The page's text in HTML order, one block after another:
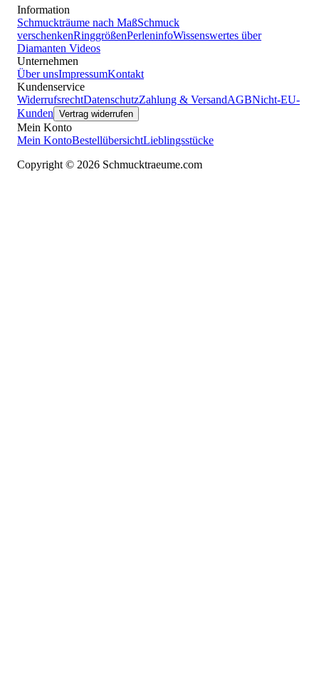
Information
Schmuckträume nach MaßSchmuck
verschenkenRinggrößenPerleninfoWissenswertes über
Diamanten Videos
Unternehmen
Über unsImpressumKontakt
Kundenservice
WiderrufsrechtDatenschutzZahlung & VersandAGBNicht-EU-
Kunden Vertrag widerrufen
Mein Konto
Mein KontoBestellübersichtLieblingsstücke
Copyright © 2026 Schmucktraeume.com